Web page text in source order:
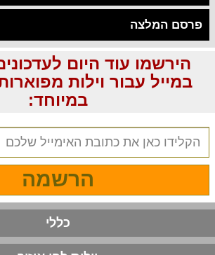
פרסם המלצה
הירשמו עוד היום
במייל עבור וילות
במיוחד:
הרשמה
כללי